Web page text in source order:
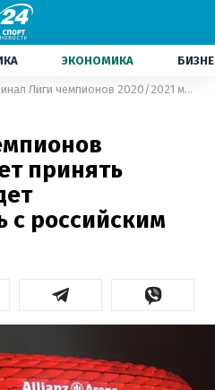
ЭКОНОМИКА
Финал Лиги чемпионов 2020/2021 может принять Мюнхен, он будет конкурировать с российским городом
принять
с российским